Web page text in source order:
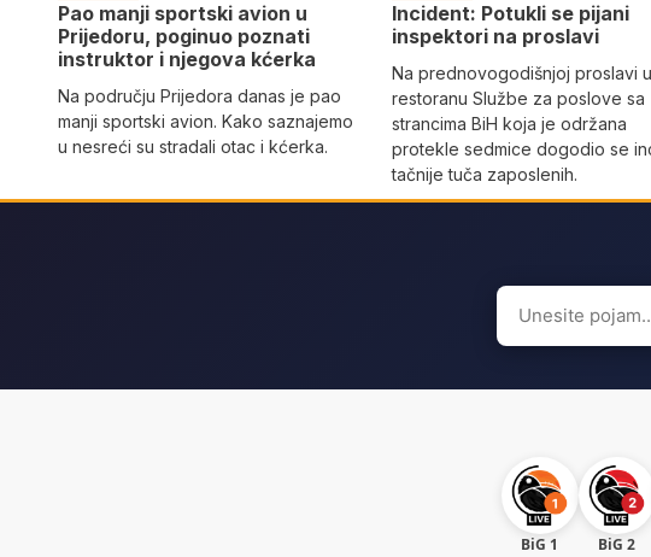
Pao manji sportski avion u
Prijedoru, poginuo poznati
instruktor i njegova kćerka
Na području Prijedora danas je pao
manji sportski avion. Kako saznajemo
u nesreći su stradali otac i kćerka.
Incident: Potukli se pijani
inspektori na proslavi
Na prednovogodišnjoj proslavi u
restoranu Službe za poslove sa
strancima BiH koja je održana
protekle sedmice dogodio se
tačnije tuča zaposlenih.
Search
for:
BiG 1 BiG 2